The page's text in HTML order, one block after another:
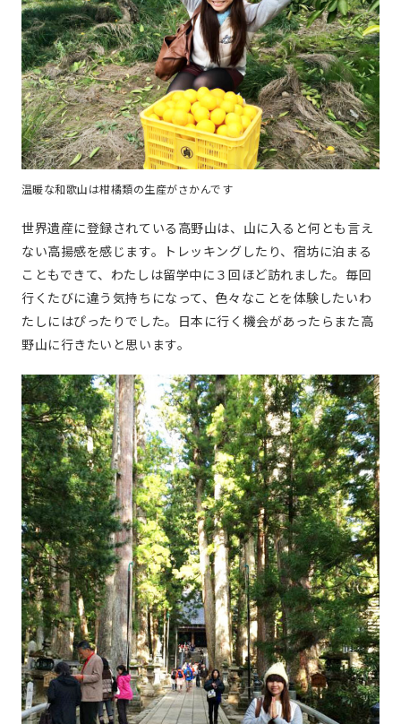
温暖な和歌山は柑橘類の生産がさかんです
世界遺産に登録されている高野山は、山に入ると何とも言え
ない高揚感を感じます。トレッキングしたり、宿坊に泊まる
こともできて、わたしは留学中に３回ほど訪れました。毎回
行くたびに違う気持ちになって、色々なことを体験したいわ
たしにはぴったりでした。日本に行く機会があったらまた高
野山に行きたいと思います。